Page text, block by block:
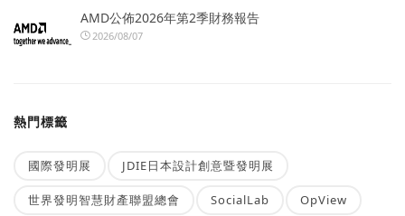
AMD公佈2026年第2季財務報告
2026/08/07
熱門標籤
國際發明展 JDIE日本設計創意暨發明展
世界發明智慧財產聯盟總會 SocialLab OpView